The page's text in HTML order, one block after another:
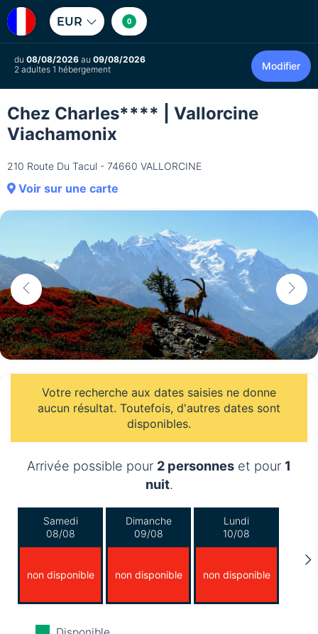
EUR 0
du 08/08/2026 au 09/08/2026
2 adultes 1 hébergement
Modifier
Chez Charles**** | Vallorcine
Viachamonix
210 Route Du Tacul - 74660 VALLORCINE
Voir sur une carte
Votre recherche aux dates saisies ne donne
aucun résultat. Toutefois, d'autres dates sont
disponibles.
Arrivée possible pour 2 personnes et pour 1
nuit.
Samedi
08/08
non disponible
Dimanche
09/08
non disponible
Lundi
10/08
non disponible
Mardi